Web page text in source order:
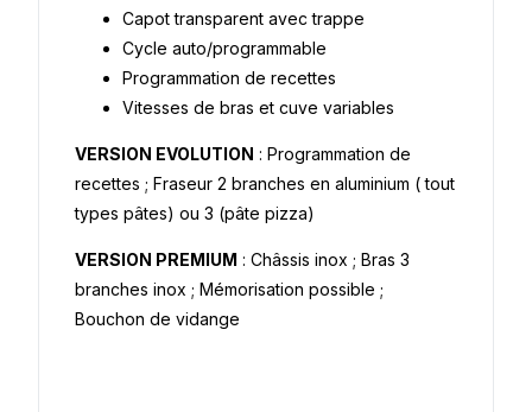
Capot transparent avec trappe
Cycle auto/programmable
Programmation de recettes
Vitesses de bras et cuve variables
VERSION EVOLUTION : Programmation de
recettes ; Fraseur 2 branches en aluminium ( tout
types pâtes) ou 3 (pâte pizza)
VERSION PREMIUM : Châssis inox ; Bras 3
branches inox ; Mémorisation possible ;
Bouchon de vidange